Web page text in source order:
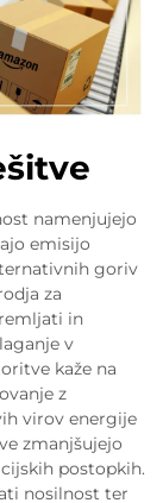
namenjujejo
emisijo
goriv
za
in
v
kaže na
z
virov energije
zmanjšujejo
postopkih.
nosilnost ter